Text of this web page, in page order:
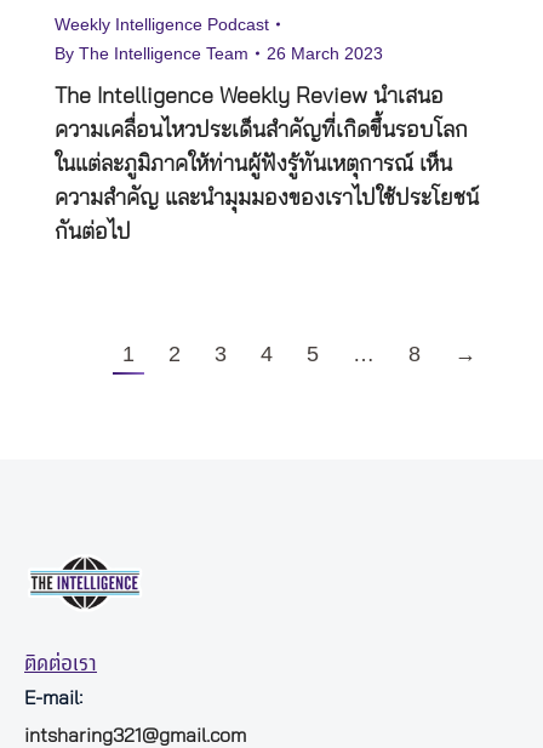
Weekly Intelligence Podcast
By The Intelligence Team 26 March 2023
The Intelligence Weekly Review นำเสนอ
ความเคลื่อนไหวประเด็นสำคัญที่เกิดขึ้นรอบโลก
ในแต่ละภูมิภาคให้ท่านผู้ฟังรู้ทันเหตุการณ์ เห็น
ความสำคัญ และนำมุมมองของเราไปใช้ประโยชน์
กันต่อไป
1 2 3 4 5 … 8 →
ติดต่อเรา
E-mail:
intsharing321@gmail.com